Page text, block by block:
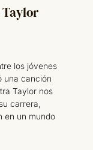
Taylor
los jóvenes
una canción
Taylor nos
carrera,
en un mundo